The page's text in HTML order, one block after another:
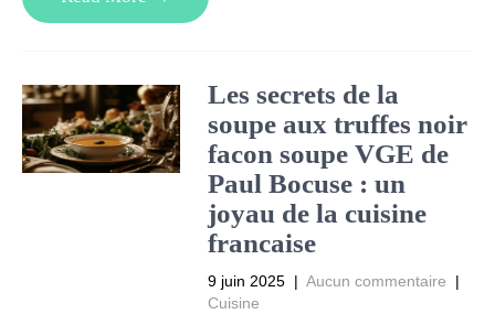
Les secrets de la
soupe aux truffes noir
facon soupe VGE de
Paul Bocuse : un
joyau de la cuisine
francaise
9 juin 2025 | Aucun commentaire
|
Cuisine